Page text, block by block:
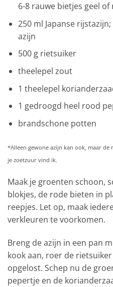
6-8 rauwe bietjes geel
250 ml Japanse
azijn
500 g rietsuiker
theelepel zout
1 theelepel
1 gedroogd heel rood
brandschone potten
*Alleen gewone azijn kan ook, maar de
je zoetzuur vind ik.
Maak je groenten schoon,
blokjes, de rode bieten in
reepjes. Let op, maak
verkleuren te voorkomen.
Breng de azijn in een pan
kook aan, roer de
opgelost. Schep nu de
pepertje en de